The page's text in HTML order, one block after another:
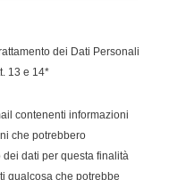
dei Dati Personali
13 e 14*
contenenti informazioni
che potrebbero
dei dati per questa finalità
qualcosa che potrebbe